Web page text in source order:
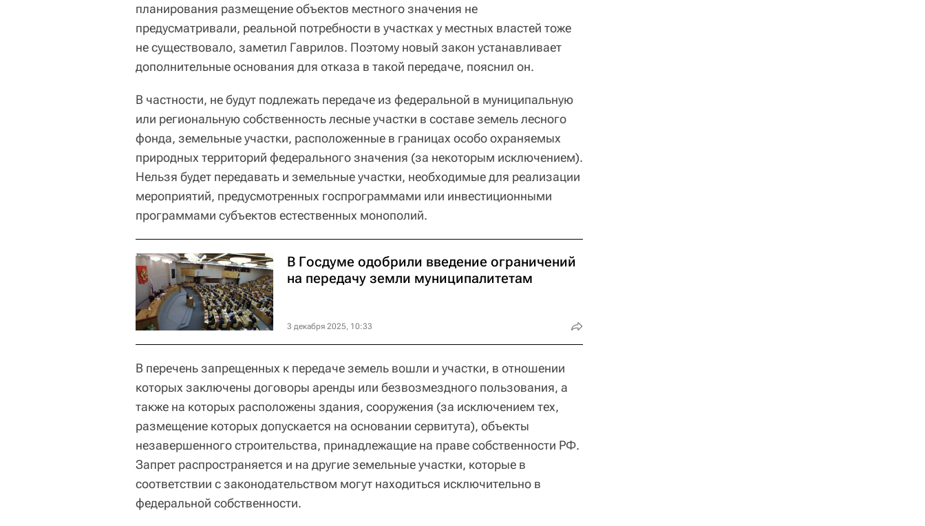
планирования размещение объектов местного значения не
предусматривали, реальной потребности в участках у местных властей тоже
не существовало, заметил Гаврилов. Поэтому новый закон устанавливает
дополнительные основания для отказа в такой передаче, пояснил он.
В частности, не будут подлежать передаче из федеральной в муниципальную
или региональную собственность лесные участки в составе земель лесного
фонда, земельные участки, расположенные в границах особо охраняемых
природных территорий федерального значения (за некоторым исключением).
Нельзя будет передавать и земельные участки, необходимые для реализации
мероприятий, предусмотренных госпрограммами или инвестиционными
программами субъектов естественных монополий.
В Госдуме одобрили введение ограничений
на передачу земли муниципалитетам
3 декабря 2025, 10:33
В перечень запрещенных к передаче земель вошли и участки, в отношении
которых заключены договоры аренды или безвозмездного пользования, а
также на которых расположены здания, сооружения (за исключением тех,
размещение которых допускается на основании сервитута), объекты
незавершенного строительства, принадлежащие на праве собственности РФ.
Запрет распространяется и на другие земельные участки, которые в
соответствии с законодательством могут находиться исключительно в
федеральной собственности.